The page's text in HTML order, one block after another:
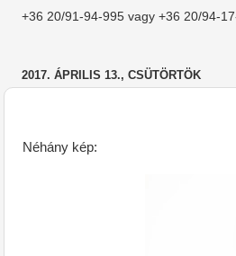
+36 20/91-94-995 vagy +36 20/94-
2017. ÁPRILIS 13., CSÜTÖRTÖK
Néhány kép: